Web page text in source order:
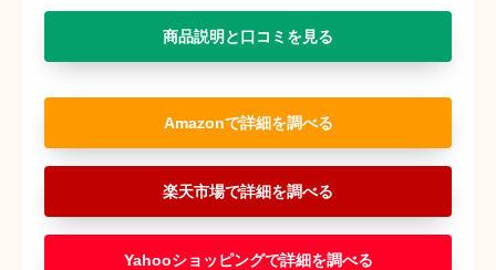
商品説明と口コミを見る
Amazon
楽天市場
Yahooショッピング